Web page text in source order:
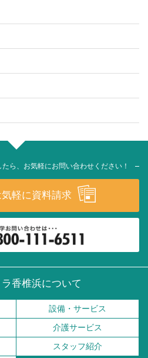
ら、お気軽にお問い合わせください！
気軽に資料請求
香椎浜について
設備・サービス
介護サービス
スタッフ紹介